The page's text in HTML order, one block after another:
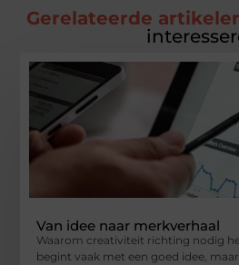
Gerelateerde
Van idee naar merkverhaal
Waarom creativiteit richting nodig
begint vaak met een goed idee,